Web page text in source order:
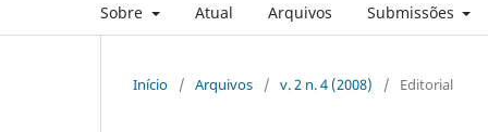
Sobre Atual Arquivos Submissões
Início / Arquivos / v. 2 n. 4 (2008) / Editorial